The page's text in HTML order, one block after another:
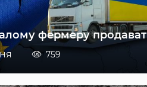
фермеру
759